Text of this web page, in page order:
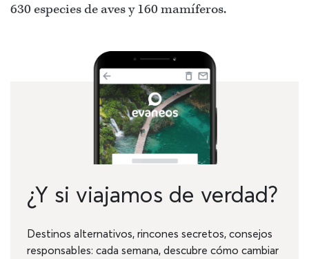
630 especies de aves y 160 mamíferos.
¿Y si viajamos de verdad?
Destinos alternativos, rincones secretos, consejos
responsables: cada semana, descubre cómo cambiar